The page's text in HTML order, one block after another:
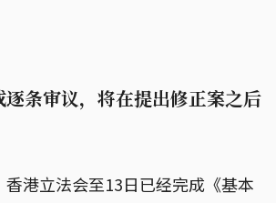
条审议，将在提出修正案之后
香港立法会至13日已经完成《基本